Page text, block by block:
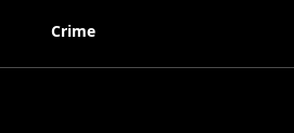
Crime